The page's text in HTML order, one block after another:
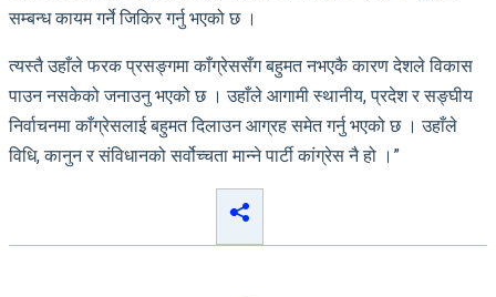
सम्बन्ध कायम गर्ने जिकिर गर्नु भएको छ ।
त्यस्तै उहाँले फरक प्रसङ्गमा काँग्रेससँग बहुमत नभएकै कारण देशले विकास
पाउन नसकेको जनाउनु भएको छ । उहाँले आगामी स्थानीय, प्रदेश र सङ्घीय
निर्वाचनमा काँग्रेसलाई बहुमत दिलाउन आग्रह समेत गर्नु भएको छ । उहाँले
विधि, कानुन र संविधानको सर्वोच्चता मान्ने पार्टी कांग्रेस नै हो ।”